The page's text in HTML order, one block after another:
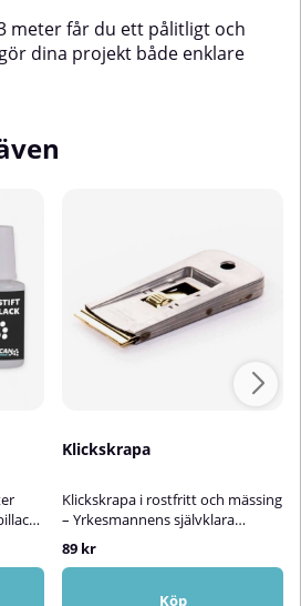
meter får du ett pålitligt och
dina projekt både enklare
god
Klickskrapa
Klickskrapa i rostfritt och mässing
– Yrkesmannens självklara
valDenna kvalitativa klickskrapa
är framtagen för professionellt
bruk och gör arbetet med att ta
bort färg- och lackrester både
89 kr
Köp